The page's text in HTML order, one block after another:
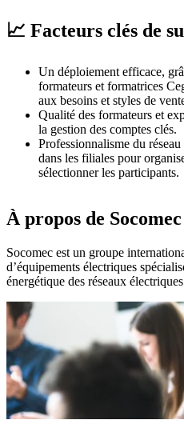
📈 Facteurs clés de
Un déploiement efficace,
formateurs et formatrices
aux besoins et styles de
Qualité des formateurs et
la gestion des comptes clés.
Professionnalisme du
dans les filiales pour
sélectionner les participants.
À propos de Socomec
Socomec est un groupe
d’équipements électriques
énergétique des réseaux